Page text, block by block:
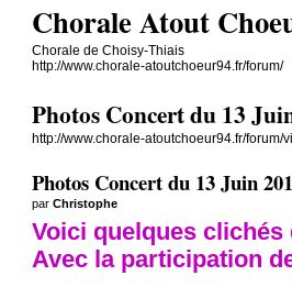
Chorale Atout
Chorale de Choisy-Thiais
http://www.chorale-atoutchoeur94.fr/forum/
Photos Concert du 13
http://www.chorale-atoutchoeur94.fr/forum/
Photos Concert du 13 Juin
parChristophe
Voici quelques
Avec la participation